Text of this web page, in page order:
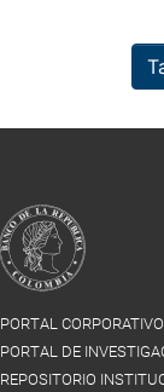
PORTAL CORPORATIVO
PORTAL DE
REPOSITORIO